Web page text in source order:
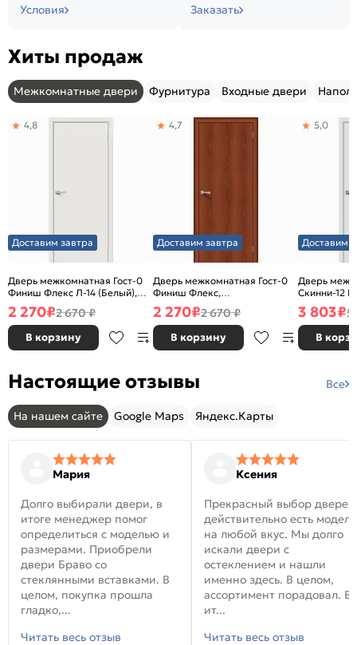
Условия Заказать
Хиты продаж
Межкомнатные двери Фурнитура Входные двери
Доставим завтра
Дверь межкомнатная Гост-0
Финиш Флекс Л-14 (Белый),
глухая, каркасно-щитовая
4,8
2 270₽2 670 ₽
В корзину
Доставим завтра
Дверь межкомнатная Гост-0
Финиш Флекс,
Ламинированные Л-11
(ИталОрех), глухая, каркасно-
щитовая
4,7
2 270₽2 670 ₽
В корзину
Доставим
Дверь
Скинни-12
глухая,
5,0
3 803₽5
В
Настоящие отзывы Все
На нашем сайте Google Maps Яндекс.Карты
Мария
Долго выбирали двери, в
итоге менеджер помог
определиться с моделью и
размерами. Приобрели
двери Браво со
стеклянными вставками. В
целом, покупка прошла
гладко,...
Читать весь отзыв
Ксения
Прекрасный выбор
действительно есть модели
на любой вкус. Мы долго
искали двери с
остеклением и нашли
именно здесь. В целом,
ассортимент порадовал. В
ит...
Читать весь отзыв